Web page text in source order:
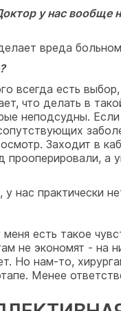
у нас вообще
вреда
всегда есть
что делать в
неподсудны.
Заходит в
а
нас практически
меня есть такое
не экономят - на
Но нам-то,
Менее